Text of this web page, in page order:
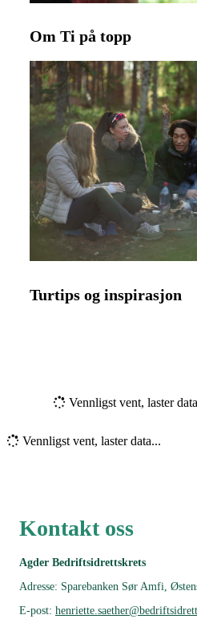
Om Ti på topp
Turtips og inspirasjon
Vennligst vent, laster
Vennligst vent, laster data...
Kontakt oss
Agder Bedriftsidrettskrets
Adresse: Sparebanken Sør Amfi,
E-post: